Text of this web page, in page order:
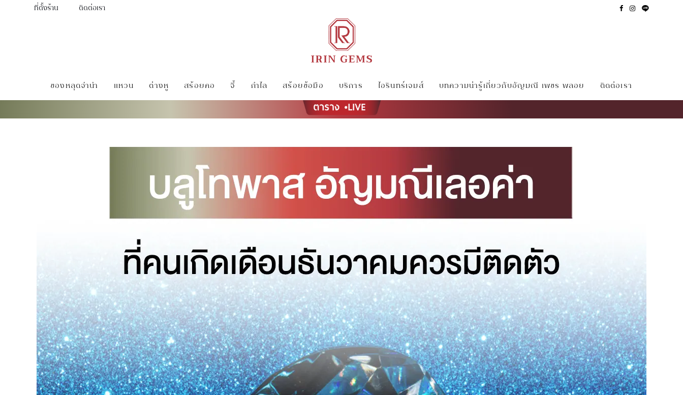
ที่ตั้งร้าน ติดต่อเรา
ของหลุดจำนำ แหวน ต่างหู สร้อยคอ จี้ กำไล สร้อยข้อมือ บริการ ไอรินทร์เจมส์ บทความน่ารู้เกี่ยวกับอัญมณี เพชร พลอย ติดต่อเรา